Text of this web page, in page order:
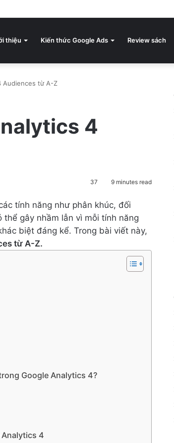
thiệu Kiến thức Google Ads Review sách
Audiences từ A-Z
4
37 9 minutes read
tính năng như phân khúc, đối
gây nhầm lẫn vì mỗi tính năng
biệt đáng kể. Trong bài viết này,
từ A-Z.
Google Analytics 4?
4